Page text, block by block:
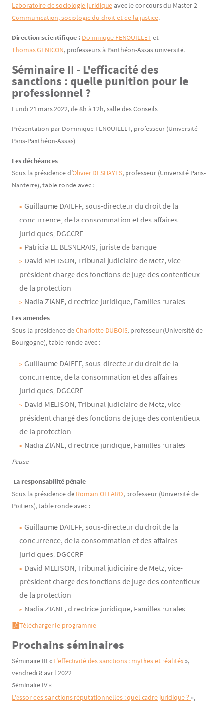
Laboratoire de sociologie juridique avec le concours du Master 2
Communication, sociologie du droit et de la justice.
Direction scientifique : Dominique FENOUILLET et
Thomas GENICON, professeurs à Panthéon-Assas université.
Séminaire II - L'efficacité des
sanctions : quelle punition pour le
professionnel ?
Lundi 21 mars 2022, de 8h à 12h, salle des Conseils
Présentation par Dominique FENOUILLET, professeur (Université
Paris-Panthéon-Assas)
Les déchéances
Sous la présidence d’Olivier DESHAYES, professeur (Université Paris-
Nanterre), table ronde avec :
Guillaume DAIEFF, sous-directeur du droit de la
concurrence, de la consommation et des affaires
juridiques, DGCCRF
Patricia LE BESNERAIS, juriste de banque
David MELISON, Tribunal judiciaire de Metz, vice-
président chargé des fonctions de juge des contentieux
de la protection
Nadia ZIANE, directrice juridique, Familles rurales
Les amendes
Sous la présidence deCharlotte DUBOIS, professeur (Université de
Bourgogne), table ronde avec :
Guillaume DAIEFF, sous-directeur du droit de la
concurrence, de la consommation et des affaires
juridiques, DGCCRF
David MELISON, Tribunal judiciaire de Metz, vice-
président chargé des fonctions de juge des contentieux
de la protection
Nadia ZIANE, directrice juridique, Familles rurales
Pause
La responsabilité pénale
Sous la présidence de Romain OLLARD, professeur (Université de
Poitiers), table ronde avec :
Guillaume DAIEFF, sous-directeur du droit de la
concurrence, de la consommation et des affaires
juridiques, DGCCRF
David MELISON, Tribunal judiciaire de Metz, vice-
président chargé des fonctions de juge des contentieux
de la protection
Nadia ZIANE, directrice juridique, Familles rurales
Télécharger le programme
Prochains séminaires
Séminaire III « L'effectivité des sanctions : mythes et réalités »,
vendredi 8 avril 2022
Séminaire IV «
L'essor des sanctions réputationnelles : quel cadre juridique ? »,